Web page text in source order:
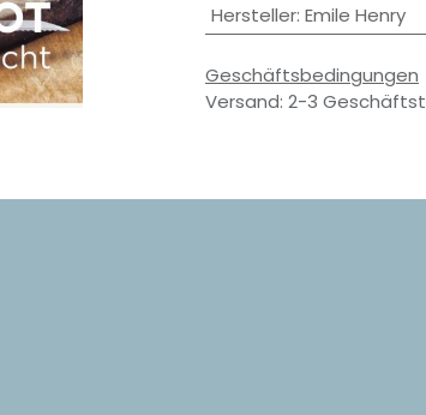
Hersteller: Emile Henry
Geschäftsbedingungen
Versand: 2-3